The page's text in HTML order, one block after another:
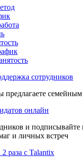
сотрудников
предлагаете
онлайн
и подписывайте
и личных встреч
раза с Talantix